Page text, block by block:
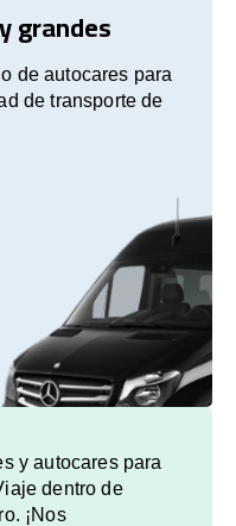
grandes
de autocares para
de transporte de
y autocares para
dentro de
¡Nos